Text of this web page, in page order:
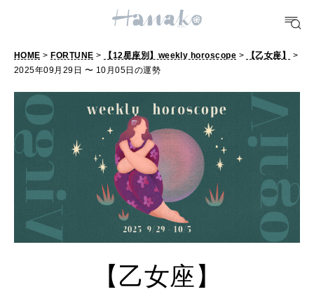
FOOD
おいしい
TRAVEL
どこ行く？
FORTUNE
明日のわたし
HOME > FORTUNE > 【12星座別】weekly horoscope > 【乙女座】
>
2025年09月29日 〜 10月05日の運勢
【乙女座】